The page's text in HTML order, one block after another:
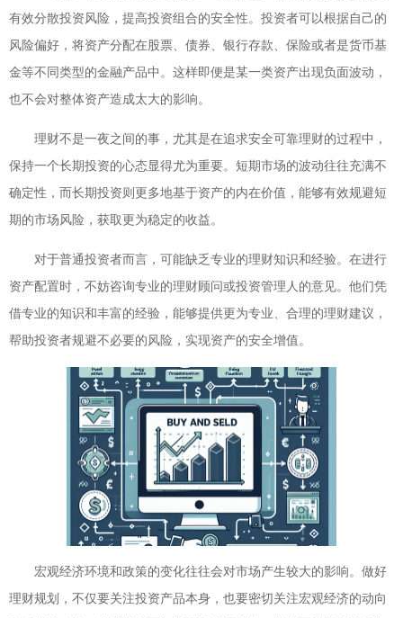
有效分散投资风险，提高投资组合的安全性。投资者可以根据自己的
风险偏好，将资产分配在股票、债券、银行存款、保险或者是货币基
金等不同类型的金融产品中。这样即便是某一类资产出现负面波动，
也不会对整体资产造成太大的影响。
理财不是一夜之间的事，尤其是在追求安全可靠理财的过程中，
保持一个长期投资的心态显得尤为重要。短期市场的波动往往充满不
确定性，而长期投资则更多地基于资产的内在价值，能够有效规避短
期的市场风险，获取更为稳定的收益。
对于普通投资者而言，可能缺乏专业的理财知识和经验。在进行
资产配置时，不妨咨询专业的理财顾问或投资管理人的意见。他们凭
借专业的知识和丰富的经验，能够提供更为专业、合理的理财建议，
帮助投资者规避不必要的风险，实现资产的安全增值。
宏观经济环境和政策的变化往往会对市场产生较大的影响。做好
理财规划，不仅要关注投资产品本身，也要密切关注宏观经济的动向